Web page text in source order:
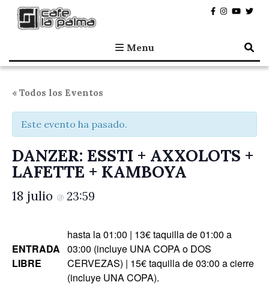
Café la Palma
Programando música en directo en Madrid, desde 1995.
Menu
« Todos los Eventos
Este evento ha pasado.
DANZER: ESSTI + AXXOLOTS +
LAFETTE + KAMBOYA
18 julio @ 23:59
ENTRADA
LIBRE
hasta la 01:00 | 13€ taquilla de 01:00 a
03:00 (incluye UNA COPA o DOS
CERVEZAS) | 15€ taquilla de 03:00 a cierre
(incluye UNA COPA).